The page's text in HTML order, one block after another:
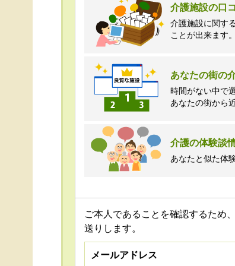
介護施設の口
介護施設に関す
ことが出来ます。
あなたの街の
時間がない中で
あなたの街から
介護の体験談
あなたと似た体
ご本人であることを確認するため
送りします。
メールアドレス